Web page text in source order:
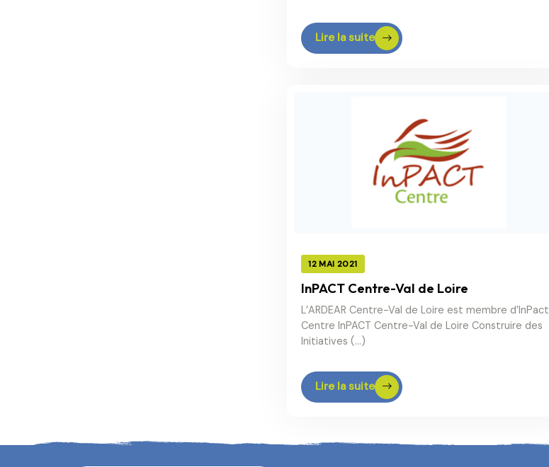
Lire la suite
12 MAI 2021
InPACT Centre-Val de Loire
L’ARDEAR Centre-Val de Loire est membre d’InPact
Centre InPACT Centre-Val de Loire Construire des
Initiatives (…)
Lire la suite